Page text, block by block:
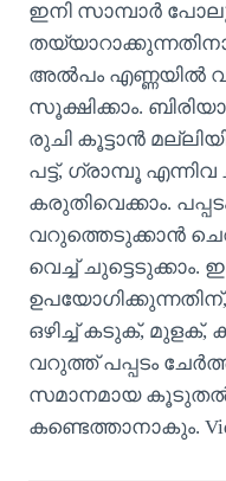
ഇനി സാമ്പാർ
അൽപം എണ്ണയിൽ
സൂക്ഷിക്കാം.
രുചി കൂട്ടാൻ
പട്ട്, ഗ്രാമ്പൂ എന്നിവ
കരുതിവെക്കാം.
വറുത്തെടുക്കാൻ
വെച്ച്
ഒഴിച്ച് കടുക്, മുളക്,
വറുത്ത് പപ്പടം
സമാനമായ
കണ്ടെത്താനാകും.